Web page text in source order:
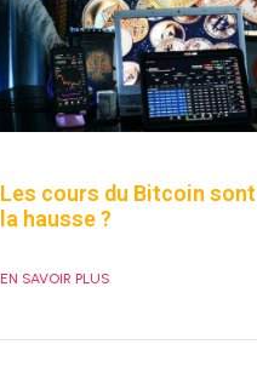
Les cours du Bitcoin
la hausse ?
EN SAVOIR PLUS